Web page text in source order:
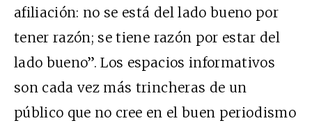
afiliación: no se está del lado bueno por
tener razón; se tiene razón por estar del
lado bueno”. Los espacios informativos
son cada vez más trincheras de un
público que no cree en el buen periodismo